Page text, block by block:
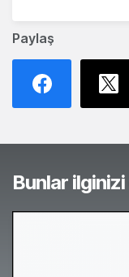
Paylaş
Bunlar